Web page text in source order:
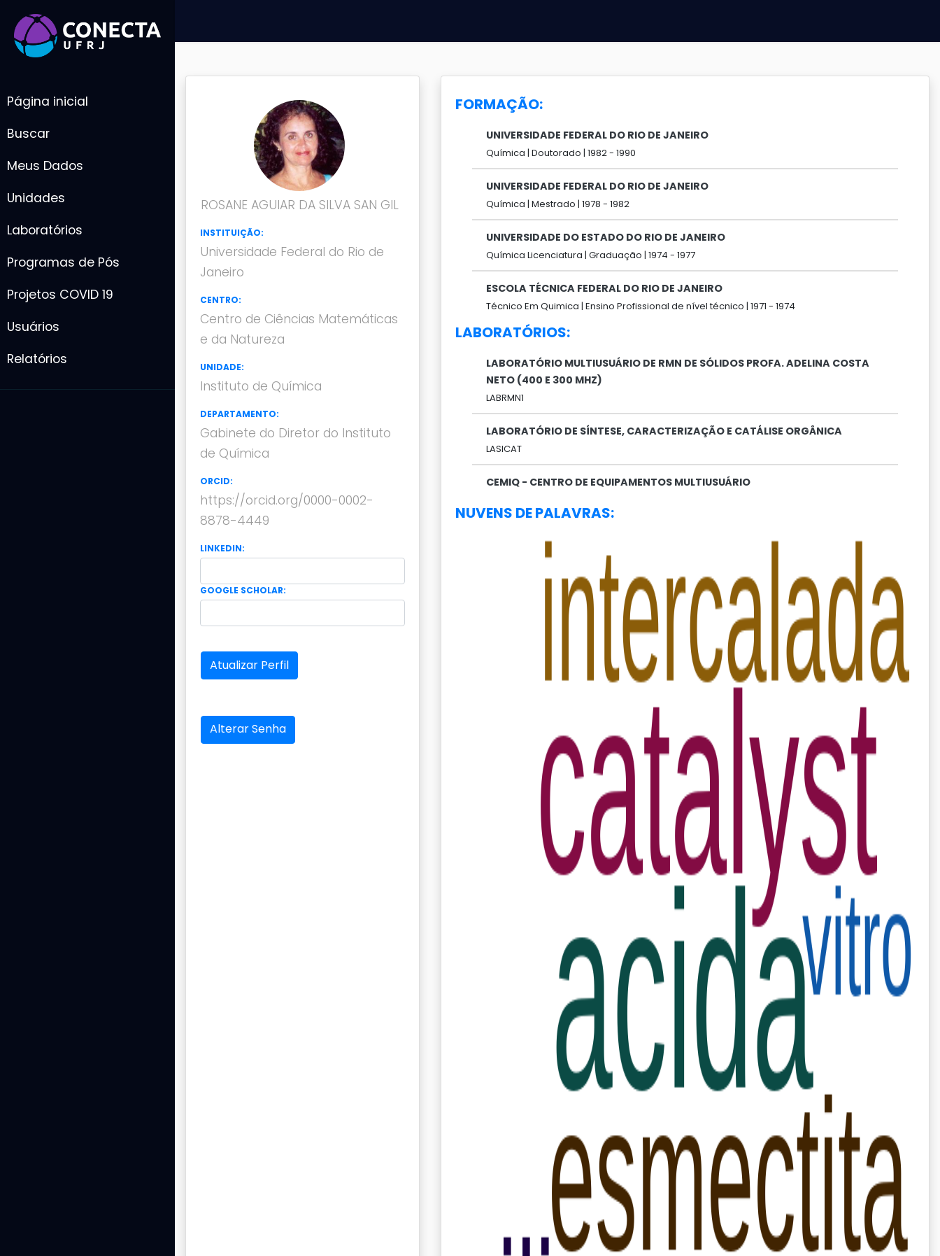
Página inicial
Buscar
Meus Dados
Unidades
Laboratórios
Programas de Pós
Projetos COVID 19
Usuários
Relatórios
ROSANE AGUIAR DA SILVA SAN GIL
INSTITUIÇÃO:
Universidade Federal do Rio de
Janeiro
CENTRO:
Centro de Ciências Matemáticas
e da Natureza
UNIDADE:
Instituto de Química
DEPARTAMENTO:
Gabinete do Diretor do Instituto
de Química
ORCID:
https://orcid.org/0000-0002-
8878-4449
LINKEDIN:
GOOGLE SCHOLAR:
Atualizar Perfil
Alterar Senha
FORMAÇÃO:
UNIVERSIDADE FEDERAL DO RIO DE JANEIRO
Química | Doutorado | 1982 - 1990
UNIVERSIDADE FEDERAL DO RIO DE JANEIRO
Química | Mestrado | 1978 - 1982
UNIVERSIDADE DO ESTADO DO RIO DE JANEIRO
Química Licenciatura | Graduação | 1974 - 1977
ESCOLA TÉCNICA FEDERAL DO RIO DE JANEIRO
Técnico Em Quimica | Ensino Profissional de nível técnico | 1971 - 1974
LABORATÓRIOS:
LABORATÓRIO MULTIUSUÁRIO DE RMN DE SÓLIDOS PROFA. ADELINA COSTA
NETO (400 E 300 MHZ)
LABRMN1
LABORATÓRIO DE SÍNTESE, CARACTERIZAÇÃO E CATÁLISE ORGÂNICA
LASICAT
CEMIQ - CENTRO DE EQUIPAMENTOS MULTIUSUÁRIO
NUVENS DE PALAVRAS: